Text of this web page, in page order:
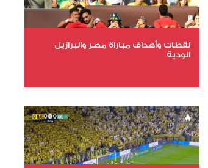
لقطات وأهداف مباراة مصر والبرازيل
الودية
عدد المشاهدات 16196